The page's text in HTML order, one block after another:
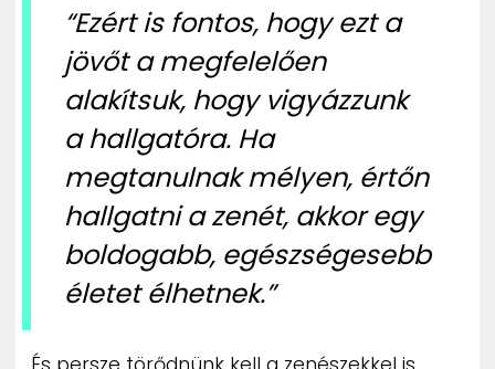
“Ezért is fontos, hogy ezt a
jövőt a megfelelően
alakítsuk, hogy vigyázzunk
a hallgatóra. Ha
megtanulnak mélyen, értőn
hallgatni a zenét, akkor egy
boldogabb, egészségesebb
életet élhetnek.”